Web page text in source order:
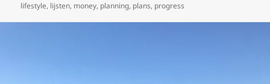
lifestyle, lijsten, money, planning, plans, progress